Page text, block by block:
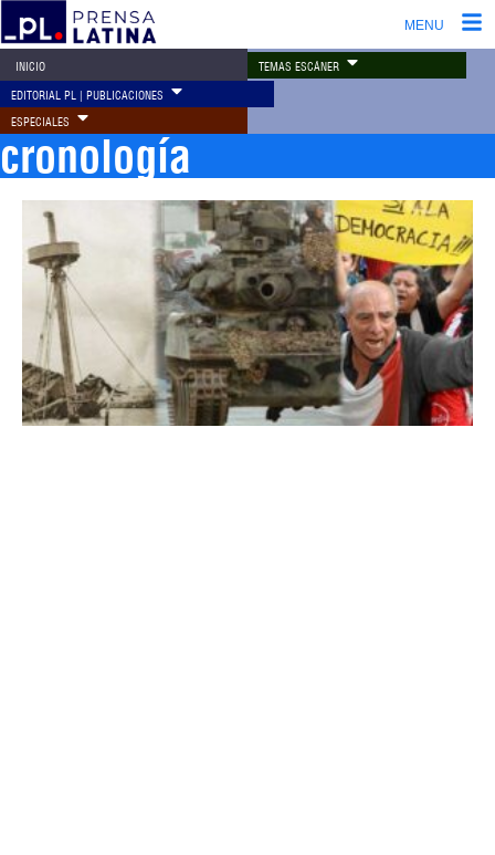
MENU
INICIO TEMAS ESCÁNER
EDITORIAL PL | PUBLICACIONES
ESPECIALES
cronología